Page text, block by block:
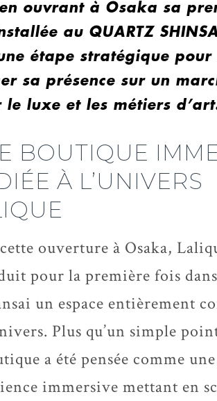
ouvrant à Osaka sa
au QUARTZ
étape stratégique pour
sa présence sur un
luxe et les métiers
BOUTIQUE
À L’UNIVERS
ouverture à Osaka,
pour la première fois
un espace entièrement
Plus qu’un simple
a été pensée comme une
immersive mettant en